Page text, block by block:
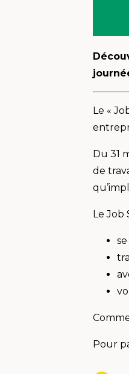
Le «
Du 31
de
Le Job
Pour